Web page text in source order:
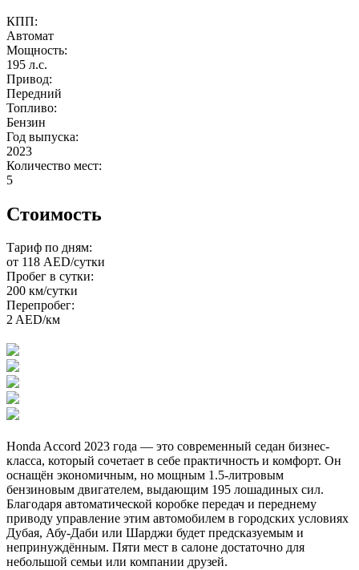
КПП:
Автомат
Мощность:
195 л.с.
Привод:
Передний
Топливо:
Бензин
Год выпуска:
2023
Количество мест:
5
Стоимость
Тариф по дням:
от 118 AED/сутки
Пробег в сутки:
200 км/сутки
Перепробег:
2 AED/км
Honda Accord 2023 года — это современный седан бизнес-
класса, который сочетает в себе практичность и комфорт. Он
оснащён экономичным, но мощным 1.5-литровым
бензиновым двигателем, выдающим 195 лошадиных сил.
Благодаря автоматической коробке передач и переднему
приводу управление этим автомобилем в городских условиях
Дубая, Абу-Даби или Шарджи будет предсказуемым и
непринуждённым. Пяти мест в салоне достаточно для
небольшой семьи или компании друзей.